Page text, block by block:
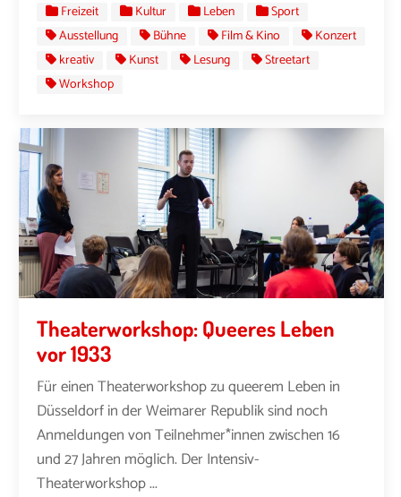
Freizeit Kultur Leben
Sport
Ausstellung
Bühne Film & Kino
Konzert
kreativ
Kunst Lesung
Streetart
Workshop
Theaterworkshop: Queeres Leben
vor 1933
Für einen Theaterworkshop zu queerem Leben in
Düsseldorf in der Weimarer Republik sind noch
Anmeldungen von Teilnehmer*innen zwischen 16
und 27 Jahren möglich. Der Intensiv-
Theaterworkshop ...